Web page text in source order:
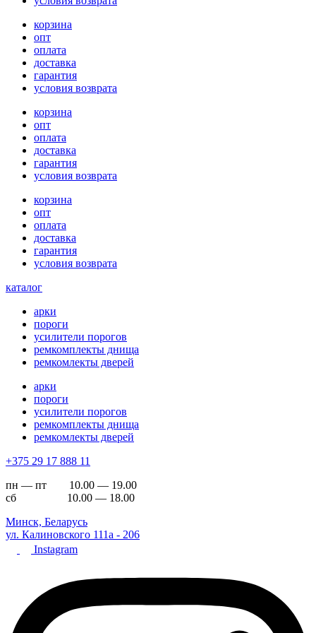
корзина
опт
оплата
доставка
гарантия
условия возврата
корзина
опт
оплата
доставка
гарантия
условия возврата
корзина
опт
оплата
доставка
гарантия
условия возврата
каталог
арки
пороги
усилители порогов
ремкомплекты днища
ремкомлекты дверей
арки
пороги
усилители порогов
ремкомплекты днища
ремкомлекты дверей
+375 29 17 888 11
пн — пт 10.00 — 19.00
сб 10.00 — 18.00
Минск, Беларусь
ул. Калиновского 111а - 206
Instagram